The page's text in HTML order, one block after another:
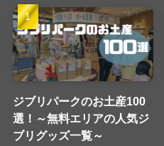
ジブリパークのお土産100
選！～無料エリアの人気ジ
ブリグッズ一覧～